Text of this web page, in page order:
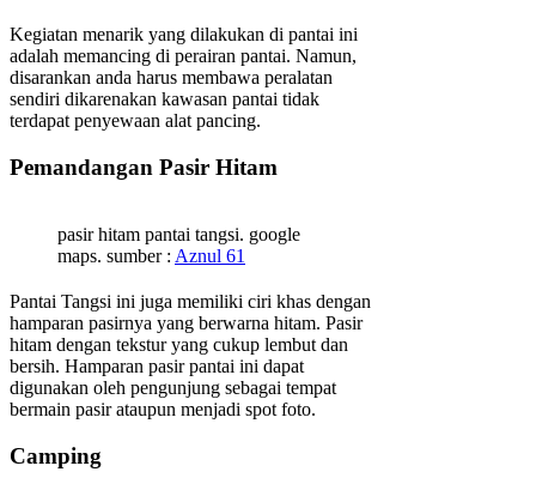
Kegiatan menarik yang dilakukan di pantai ini
adalah memancing di perairan pantai. Namun,
disarankan anda harus membawa peralatan
sendiri dikarenakan kawasan pantai tidak
terdapat penyewaan alat pancing.
Pemandangan Pasir Hitam
pasir hitam pantai tangsi. google
maps. sumber : Aznul 61
Pantai Tangsi ini juga memiliki ciri khas dengan
hamparan pasirnya yang berwarna hitam. Pasir
hitam dengan tekstur yang cukup lembut dan
bersih. Hamparan pasir pantai ini dapat
digunakan oleh pengunjung sebagai tempat
bermain pasir ataupun menjadi spot foto.
Camping